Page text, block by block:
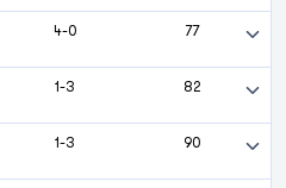
4-0 77
1-3 82
1-3 90